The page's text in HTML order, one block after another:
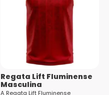
variantes.
opções
podem
escolhidas
na
página
Regata Lift Fluminense
Masculina
A Regata Lift Fluminense